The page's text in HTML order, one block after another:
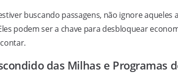
buscando passagens, não ignore
podem ser a chave para desbloquear
das Milhas e Programas